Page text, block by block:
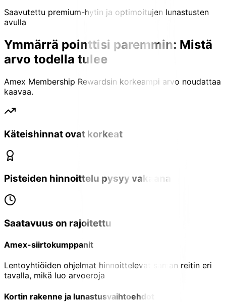
Saavutettu premium-hytin ja optimoitujen lunastusten
avulla
Ymmärrä pointtisi paremmin: Mistä
arvo todella tulee
Amex Membership Rewardsin korkeampi arvo noudattaa
kaavaa.
Käteishinnat ovat korkeat
Pisteiden hinnoittelu pysyy vakaana
Saatavuus on rajoitettu
Amex-siirtokumppanit
Lentoyhtiöiden ohjelmat hinnoittelevat saman reitin eri
tavalla, mikä luo arvoeroja
Kortin rakenne ja lunastusvaihtoehdot